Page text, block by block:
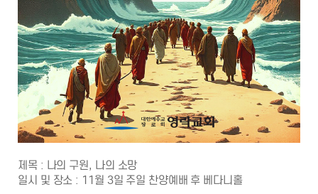
제목 : 나의 구원, 나의 소망
일시 및 장소 : 11월 3일 주일 찬양예배 후 베다니홀